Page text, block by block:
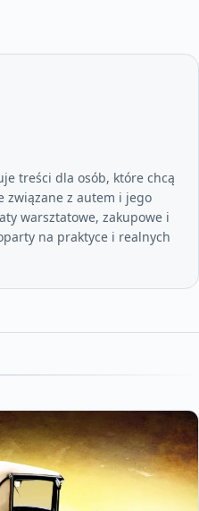
treści dla osób, które chcą
związane z autem i jego
warsztatowe, zakupowe i
na praktyce i realnych